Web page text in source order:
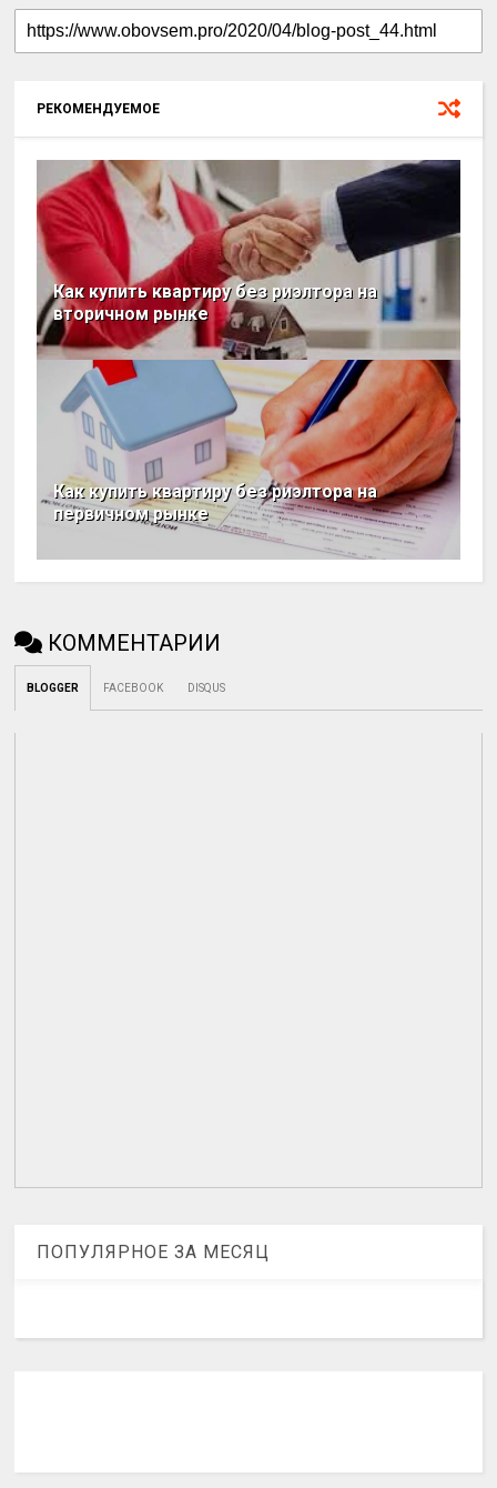
РЕКОМЕНДУЕМОЕ
Как купить квартиру без риэлтора на
вторичном рынке
Как купить квартиру без риэлтора на
первичном рынке
КОММЕНТАРИИ
BLOGGER FACEBOOK DISQUS
ПОПУЛЯРНОЕ ЗА МЕСЯЦ